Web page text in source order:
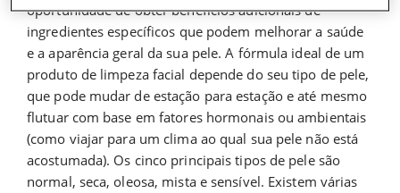
oportunidade de obter benefícios adicionais de
ingredientes específicos que podem melhorar a saúde
e a aparência geral da sua pele. A fórmula ideal de um
produto de limpeza facial depende do seu tipo de pele,
que pode mudar de estação para estação e até mesmo
flutuar com base em fatores hormonais ou ambientais
(como viajar para um clima ao qual sua pele não está
acostumada). Os cinco principais tipos de pele são
normal, seca, oleosa, mista e sensível. Existem várias